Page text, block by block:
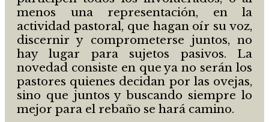
menos una representación, en la
actividad pastoral, que hagan oír su voz,
discernir y comprometerse juntos, no
hay lugar para sujetos pasivos. La
novedad consiste en que ya no serán los
pastores quienes decidan por las ovejas,
sino que juntos y buscando siempre lo
mejor para el rebaño se hará camino.